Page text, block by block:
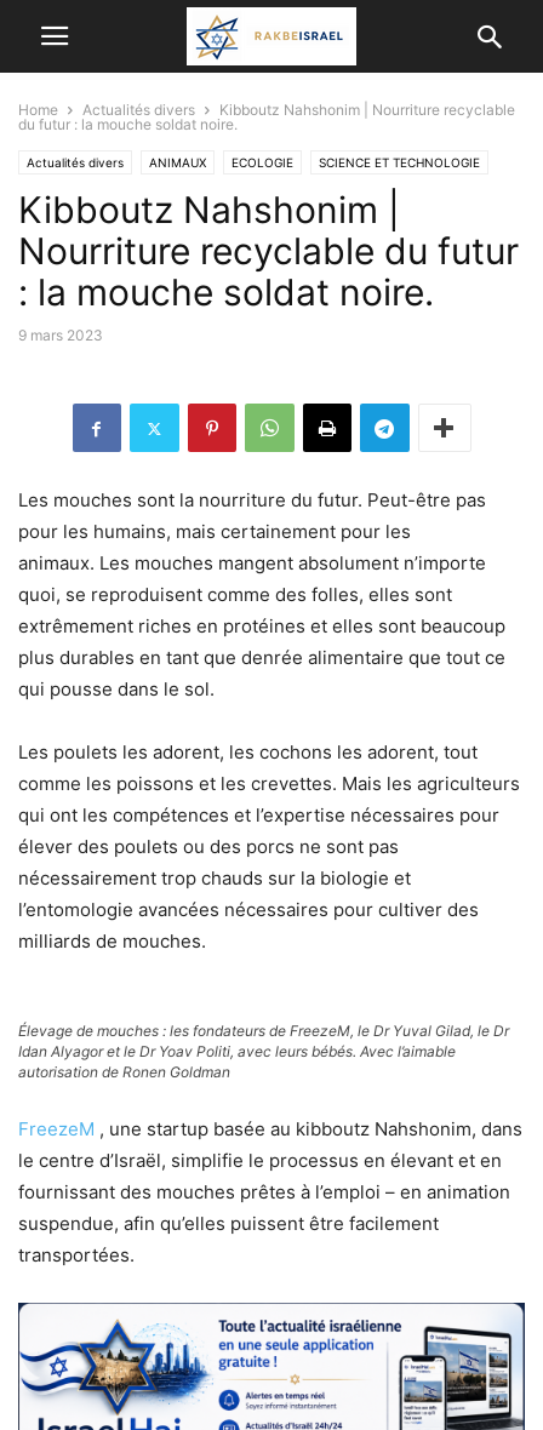
Home Actualités divers
Kibboutz Nahshonim | Nourriture recyclable
du futur : la mouche soldat noire.
Actualités divers ANIMAUX ECOLOGIE SCIENCE ET TECHNOLOGIE
Kibboutz Nahshonim |
Nourriture recyclable du futur
: la mouche soldat noire.
9 mars 2023
Les mouches sont la nourriture du futur. Peut-être pas
pour les humains, mais certainement pour les
animaux. Les mouches mangent absolument n’importe
quoi, se reproduisent comme des folles, elles sont
extrêmement riches en protéines et elles sont beaucoup
plus durables en tant que denrée alimentaire que tout ce
qui pousse dans le sol.
Les poulets les adorent, les cochons les adorent, tout
comme les poissons et les crevettes. Mais les agriculteurs
qui ont les compétences et l’expertise nécessaires pour
élever des poulets ou des porcs ne sont pas
nécessairement trop chauds sur la biologie et
l’entomologie avancées nécessaires pour cultiver des
milliards de mouches.
Élevage de mouches : les fondateurs de FreezeM, le Dr Yuval Gilad, le Dr
Idan Alyagor et le Dr Yoav Politi, avec leurs bébés. Avec l’aimable
autorisation de Ronen Goldman
FreezeM , une startup basée au kibboutz Nahshonim, dans
le centre d’Israël, simplifie le processus en élevant et en
fournissant des mouches prêtes à l’emploi – en animation
suspendue, afin qu’elles puissent être facilement
transportées.